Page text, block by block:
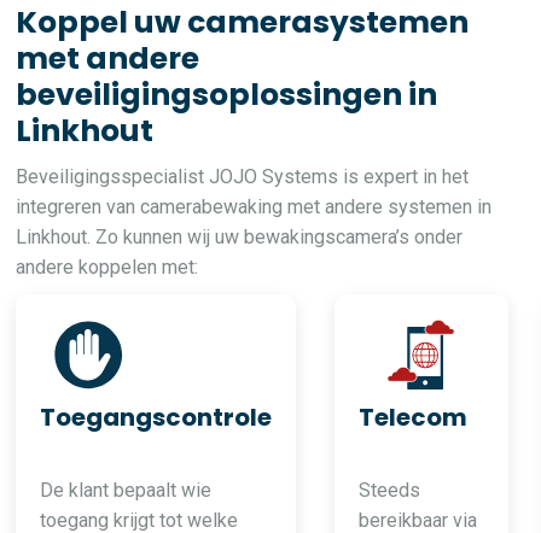
Koppel uw camerasystemen
met andere
beveiligingsoplossingen in
Linkhout
Beveiligingsspecialist JOJO Systems is expert in het
integreren van camerabewaking met andere systemen in
Linkhout. Zo kunnen wij uw bewakingscamera’s onder
andere koppelen met:
Toegangscontrole
De klant bepaalt wie
toegang krijgt tot welke
Telecom
Steeds
bereikbaar via